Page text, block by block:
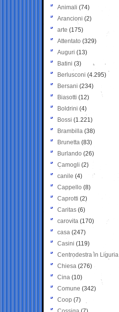
Animali (74)
Arancioni (2)
arte (175)
Attentato (329)
Auguri (13)
Batini (3)
Berlusconi (4.295)
Bersani (234)
Biasotti (12)
Boldrini (4)
Bossi (1.221)
Brambilla (38)
Brunetta (83)
Burlando (26)
Camogli (2)
canile (4)
Cappello (8)
Caprotti (2)
Caritas (6)
carovita (170)
casa (247)
Casini (119)
Centrodestra in Liguria
Chiesa (276)
Cina (10)
Comune (342)
Coop (7)